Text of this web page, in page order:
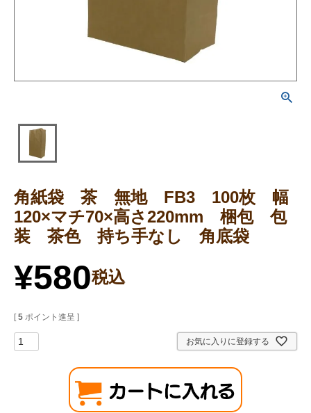
角紙袋 茶 無地 FB3 100枚 幅
120×マチ70×高さ220mm 梱包 包
装 茶色 持ち手なし 角底袋
¥580税込
[ 5 ポイント進呈 ]
お気に入りに登録する